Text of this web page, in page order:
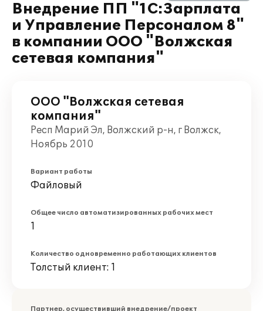
Внедрение ПП "1С:Зарплата
и Управление Персоналом 8"
в компании ООО "Волжская
сетевая компания"
ООО "Волжская сетевая
компания"
Респ Марий Эл, Волжский р-н, г Волжск,
Ноябрь 2010
Вариант работы
Файловый
Общее число автоматизированных рабочих мест
1
Количество одновременно работающих клиентов
Толстый клиент: 1
Партнер, осуществивший внедрение/проект